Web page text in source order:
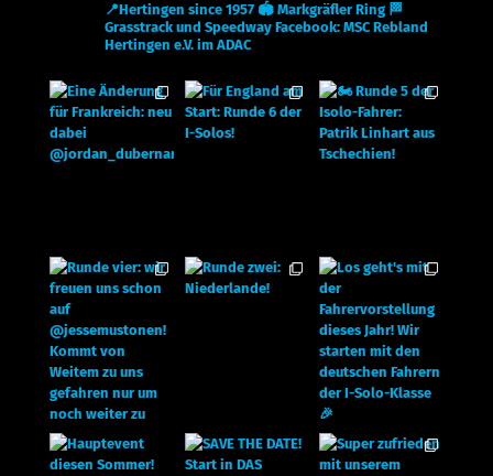
📍Hertingen since 1957 🏟 Markgräfler Ring 🏁
Grasstrack und Speedway Facebook: MSC Rebland
Hertingen e.V. im ADAC